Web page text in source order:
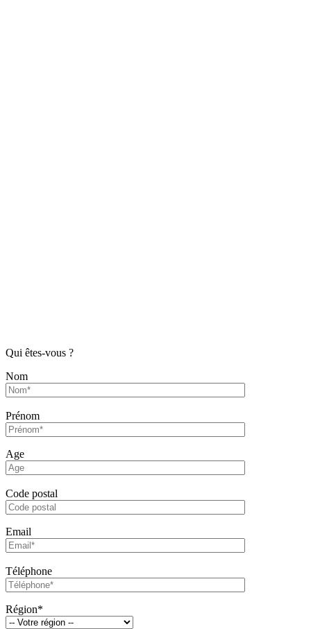
Qui êtes-vous ?
Nom
Prénom
Age
Code postal
Email
Téléphone
Région*